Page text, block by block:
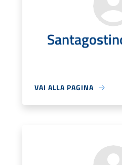
VAI ALLA PAGINA